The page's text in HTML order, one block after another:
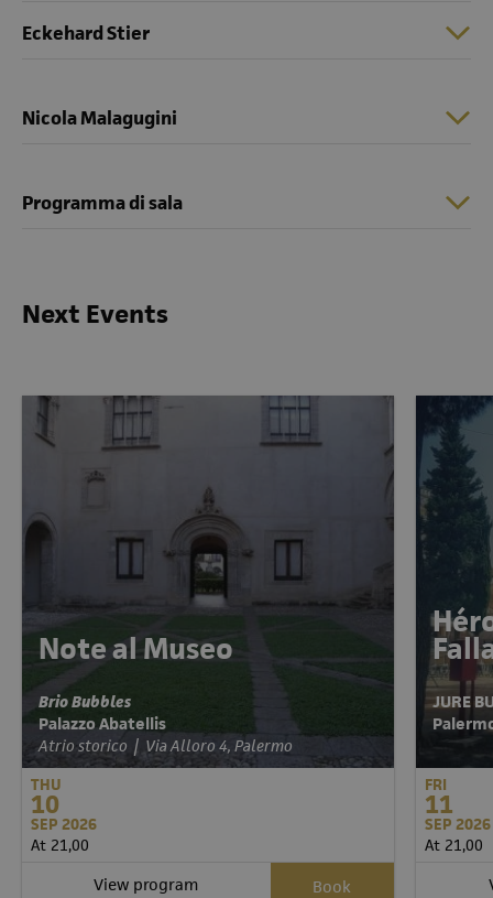
Eckehard Stier
Nicola Malagugini
Programma di sala
Next Events
Note al Museo
Brio Bubbles
Palazzo Abatellis
Atrio storico | Via Alloro 4, Palermo
THU
10
SEP 2026
At 21,00
View program Book
JURE
FRI
11
SEP 2026
At 21,00